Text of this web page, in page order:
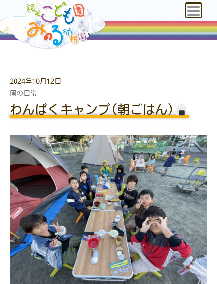
2024年10月12日
園の日常
わんぱくキャンプ(朝ごはん)